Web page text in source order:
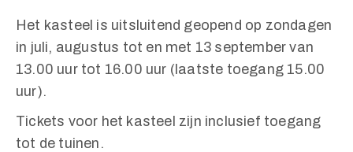
Het kasteel is uitsluitend geopend op zondagen
in juli, augustus tot en met 13 september van
13.00 uur tot 16.00 uur (laatste toegang 15.00
uur).
Tickets voor het kasteel zijn inclusief toegang
tot de tuinen.